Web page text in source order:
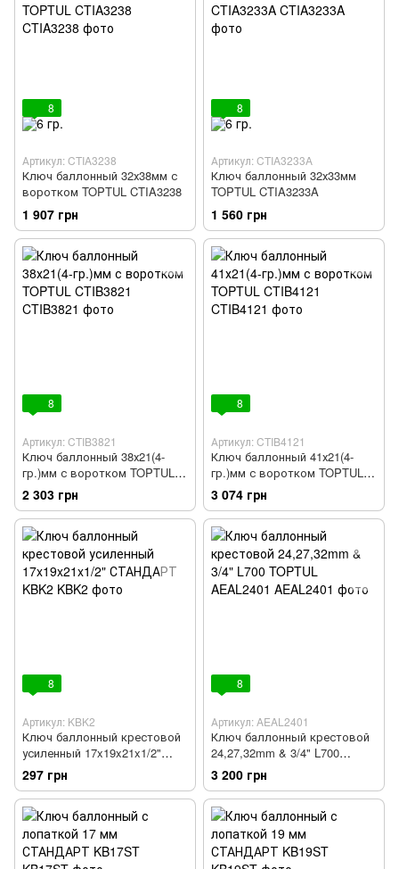
8
Артикул: CTIA3238
Ключ баллонный 32х38мм с
воротком TOPTUL CTIA3238
1 907 грн
8
Артикул: CTIA3233A
Ключ баллонный 32х33мм
TOPTUL CTIA3233A
1 560 грн
8
Артикул: CTIB3821
Ключ баллонный 38х21(4-
гр.)мм с воротком TOPTUL
CTIB3821
2 303 грн
8
Артикул: CTIB4121
Ключ баллонный 41х21(4-
гр.)мм с воротком TOPTUL
CTIB4121
3 074 грн
8
Артикул: KBK2
Ключ баллонный крестовой
усиленный 17x19x21x1/2"
СТАНДАРТ KBK2
297 грн
8
Артикул: AEAL2401
Ключ баллонный крестовой
24,27,32mm & 3/4" L700
TOPTUL AEAL2401
3 200 грн